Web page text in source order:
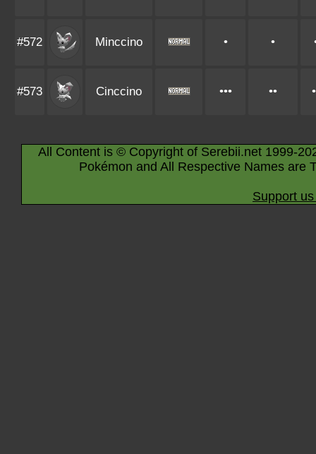
#572 Minccino • •
#573 Cinccino ••• ••
All Content is © Copyright of Serebii.net 1999-
Pokémon and All Respective Names are
Support